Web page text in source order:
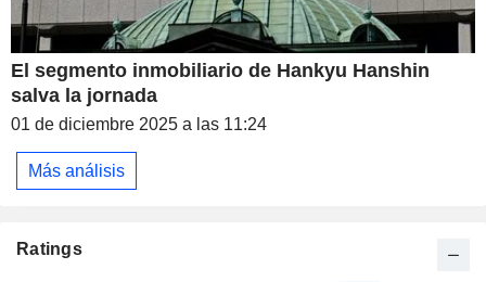
El segmento inmobiliario de Hankyu Hanshin
salva la jornada
01 de diciembre 2025 a las 11:24
Más análisis
Ratings